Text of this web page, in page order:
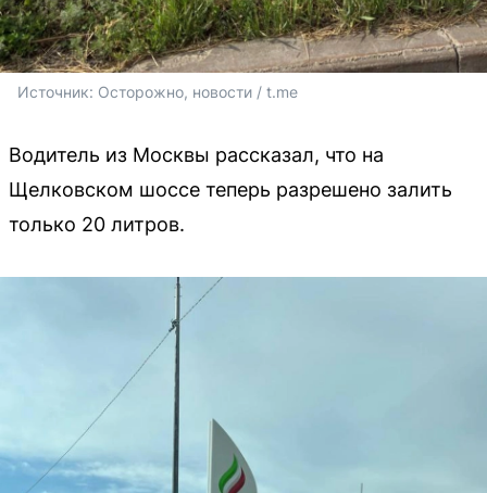
Источник: Осторожно, новости / t.me
Водитель из Москвы рассказал, что на
Щелковском шоссе теперь разрешено залить
только 20 литров.